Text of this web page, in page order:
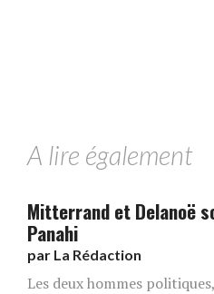
A lire également
Mitterrand et Delanoë
Panahi
par La Rédaction
Les deux hommes